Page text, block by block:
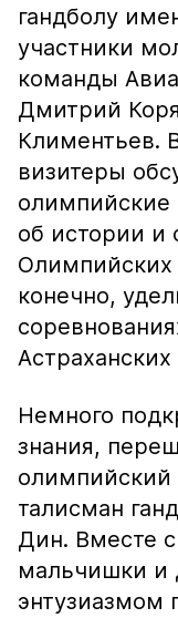
гандболу
участники
команды
Дмитрий
Климентьев.
визитеры
олимпийские
об истории и
Олимпийских
конечно,
Немного
знания,
олимпийский
талисман
Дин. Вместе
мальчишки и
энтузиазмом